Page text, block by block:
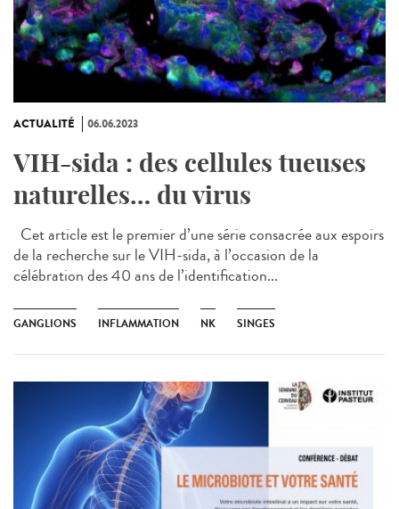
ACTUALITÉ 06.06.2023
VIH-sida : des cellules tueuses
naturelles… du virus
Cet article est le premier d’une série consacrée aux espoirs
de la recherche sur le VIH-sida, à l’occasion de la
célébration des 40 ans de l’identification...
GANGLIONS INFLAMMATION NK SINGES